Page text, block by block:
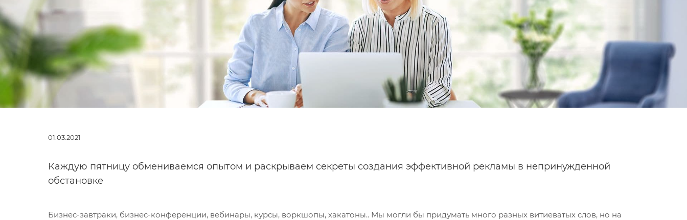
01.03.2021
Каждую пятницу обмениваемся опытом и раскрываем секреты создания эффективной рекламы в непринужденной
обстановке
Бизнес-завтраки, бизнес-конференции, вебинары, курсы, воркшопы, хакатоны.. Мы могли бы придумать много разных витиеватых слов, но на